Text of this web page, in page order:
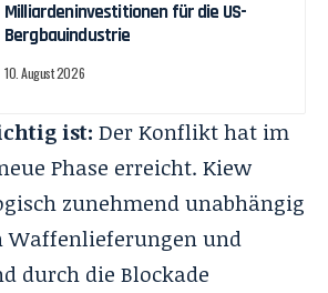
Milliardeninvestitionen für die US-
Bergbauindustrie
10. August 2026
ist: Der Konflikt hat im
Phase erreicht. Kiew
zunehmend unabhängig
Waffenlieferungen und
durch die Blockade